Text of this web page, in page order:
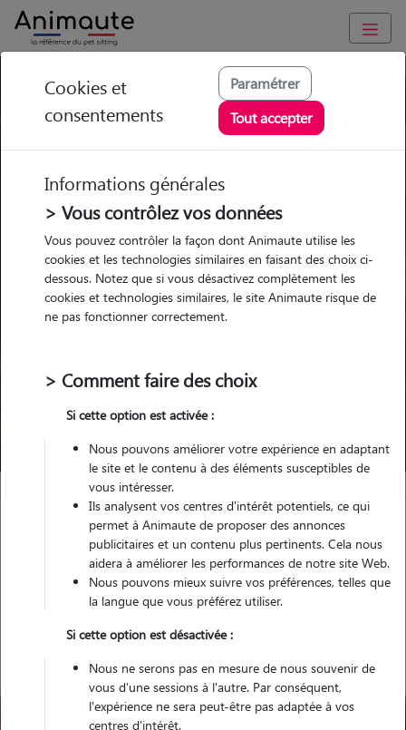
Trouvez votre gardien idéal !
Garde
chez le Pet Sitter
Garde
chez le Pet Sitter Visites
Visites
Pour quel animal ?
Trouver mon Pet Sitter
Garde animaux France Occitanie Hérault Montpellier
Nos gardiens à Montpellier
Cookies et
consentements
Paramétrer
Tout accepter
Informations générales
> Vous contrôlez vos données
Vous pouvez contrôler la façon dont Animaute utilise les
cookies et les technologies similaires en faisant des choix ci-
dessous. Notez que si vous désactivez complètement les
cookies et technologies similaires, le site Animaute risque de
ne pas fonctionner correctement.
> Comment faire des choix
Si cette option est activée :
Nous pouvons améliorer votre expérience en adaptant
le site et le contenu à des éléments susceptibles de
vous intéresser.
Ils analysent vos centres d'intérêt potentiels, ce qui
permet à Animaute de proposer des annonces
publicitaires et un contenu plus pertinents. Cela nous
aidera à améliorer les performances de notre site Web.
Nous pouvons mieux suivre vos préférences, telles que
la langue que vous préférez utiliser.
Si cette option est désactivée :
Nous ne serons pas en mesure de nous souvenir de
vous d'une sessions à l'autre. Par conséquent,
l'expérience ne sera peut-être pas adaptée à vos
centres d'intérêt.